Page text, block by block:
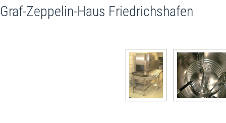
Graf-Zeppelin-Haus Friedrichshafen